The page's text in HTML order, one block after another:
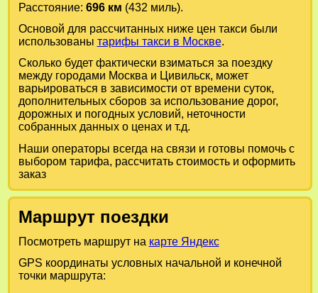
Расстояние: 696 км (432 миль).
Основой для рассчитанных ниже цен такси были
использованы тарифы такси в Москве.
Сколько будет фактически взиматься за поездку
между городами Москваи Цивильск, может
варьироваться в зависимости от времени суток,
дополнительных сборов за использование дорог,
дорожных и погодных условий, неточности
собранных данных о ценах и т.д.
Наши операторы всегда на связи и готовы помочь с
выбором тарифа, рассчитать стоимость и оформить
заказ
Маршрут поездки
Посмотреть маршрут на карте Яндекс
GPS координаты условных начальной и конечной
точки маршрута: